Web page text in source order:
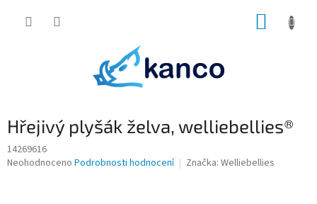
Hřejivý plyšák želva, welliebellies®
14269616
Průměrné
Neohodnoceno Podrobnosti hodnocení Značka: Welliebellies